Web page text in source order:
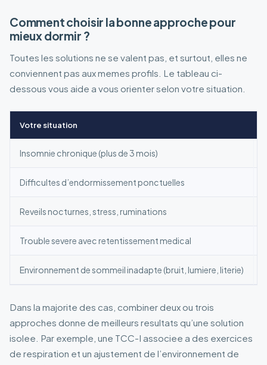
Comment choisir la bonne approche pour
mieux dormir ?
Toutes les solutions ne se valent pas, et surtout, elles ne
conviennent pas aux memes profils. Le tableau ci-
dessous vous aide a vous orienter selon votre situation.
Votre situation
Insomnie chronique (plus de 3 mois)
Difficultes d’endormissement ponctuelles
Reveils nocturnes, stress, ruminations
Trouble severe avec retentissement medical
Environnement de sommeil inadapte (bruit, lumiere, literie)
Dans la majorite des cas, combiner deux ou trois
approches donne de meilleurs resultats qu’une solution
isolee. Par exemple, une TCC-I associee a des exercices
de respiration et un ajustement de l’environnement de